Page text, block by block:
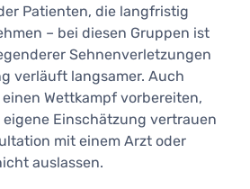
Patienten, die langfristig
– bei diesen Gruppen ist
Sehnenverletzungen
verläuft langsamer. Auch
Wettkampf vorbereiten,
Einschätzung vertrauen
mit einem Arzt oder
auslassen.